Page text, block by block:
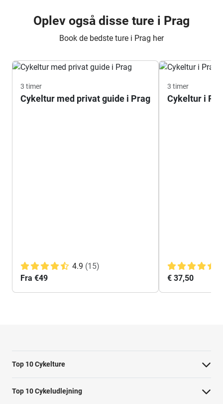
Oplev også disse ture i Prag
Book de bedste ture i Prag her
3 timer
Cykeltur med privat guide i Prag
4.9 (15)
Fra €49
3 timer
Cykeltur i
€ 37,50
Top 10 Cykelture
Cykeltur i Barcelona: højdepunkterne
Top 10 Cykeludlejning